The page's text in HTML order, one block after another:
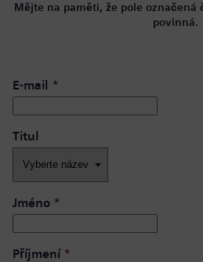
Mějte na paměti, že pole označená
povinná.
E-mail *
Titul
Jméno *
Příjmení*